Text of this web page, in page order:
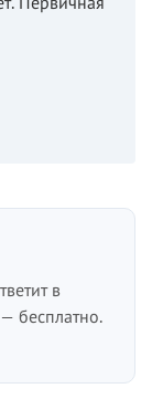
в
бесплатно.